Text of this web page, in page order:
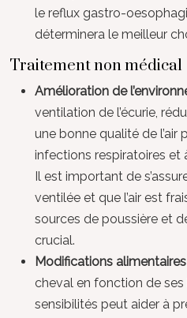
le reflux gastro-
déterminera le meilleur
Traitement non médical
Amélioration de
ventilation de l’écurie,
une bonne qualité de l’air
infections respiratoires et
Il est important de
ventilée et que l’air est
sources de poussière et
crucial.
Modifications alimentaires
cheval en fonction de ses
sensibilités peut aider à